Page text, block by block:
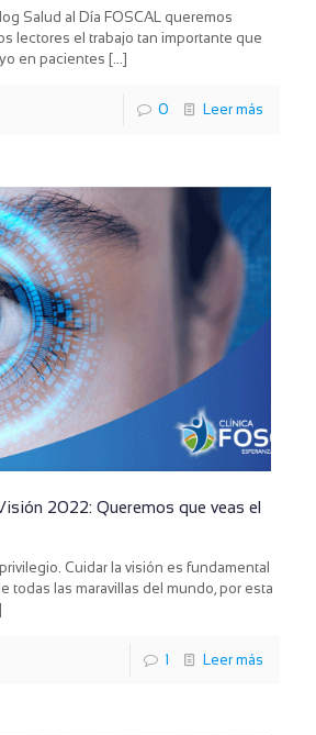
Salud al Día FOSCAL queremos
lectores el trabajo tan importante que
en pacientes […]
0 Leer más
2022: Queremos que veas el
Cuidar la visión es fundamental
todas las maravillas del mundo, por esta
1 Leer más